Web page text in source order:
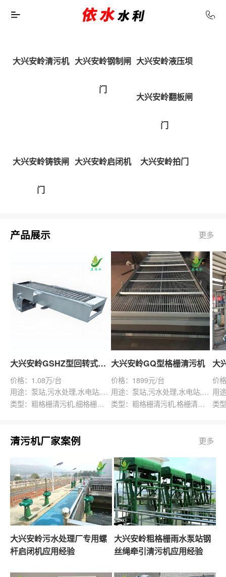
大兴安岭清污机 大兴安岭钢制闸
门
大兴安岭液压坝
大兴安岭翻板闸
门
大兴安岭铸铁闸
门
大兴安岭启闭机 大兴安岭拍门
产品展示 更多
大兴安岭GSHZ型回转式格栅除污机
价格：1.08万/台
用途：泵站,污水处理,水电站,自来水厂,渠道,水产养殖,化工,纺织,给排水工程
类型：粗格栅清污机,细格栅清污机,格栅清污机,回转式清污机
大兴安岭GQ型格栅清污机
价格：1899元/台
用途：泵站,污水处理,水电站,自来水厂,给排水工程
类型：粗格栅清污机,格栅清污机,回转式清污机
价
清污机厂家案例 更多
大兴安岭污水处理厂专用螺
杆启闭机应用经验
大兴安岭粗格栅雨水泵站钢
丝绳牵引清污机应用经验